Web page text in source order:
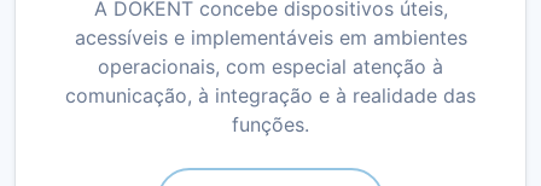
A DOKENT concebe dispositivos úteis,
acessíveis e implementáveis em ambientes
operacionais, com especial atenção à
comunicação, à integração e à realidade das
funções.